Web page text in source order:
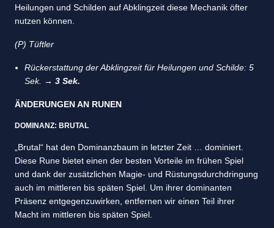
Heilungen und Schilden auf Abklingzeit diese Mechanik öfter
nutzen können.
(P) Tüftler
Rückerstattung der Abklingzeit für Heilungen und Schilde: 5
Sek. → 3 Sek.
ÄNDERUNGEN AN RUNEN
DOMINANZ: BRUTAL
„Brutal“ hat den Dominanzbaum in letzter Zeit … dominiert.
Diese Rune bietet einen der besten Vorteile im frühen Spiel
und dank der zusätzlichen Magie- und Rüstungsdurchdringung
auch im mittleren bis späten Spiel. Um ihrer dominanten
Präsenz entgegenzuwirken, entfernen wir einen Teil ihrer
Macht im mittleren bis späten Spiel.